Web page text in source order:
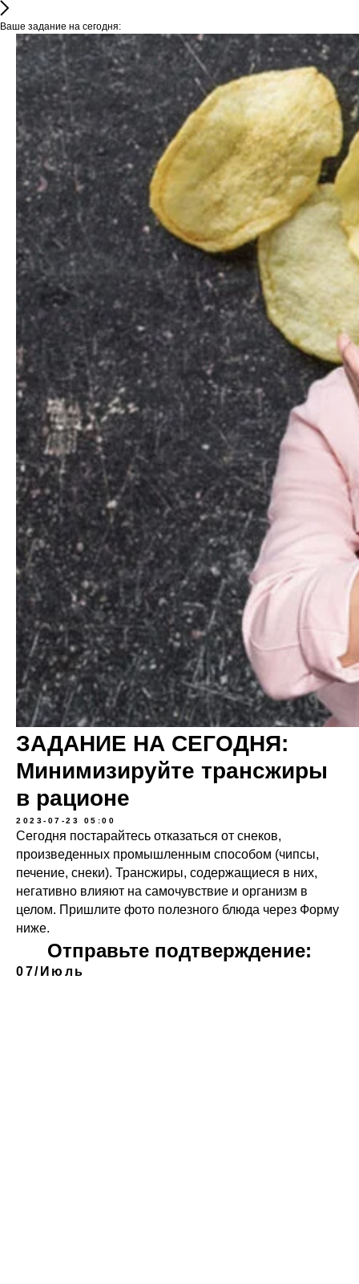
Ваше задание на сегодня:
ЗАДАНИЕ НА СЕГОДНЯ:
Минимизируйте трансжиры
в рационе
2023-07-23 05:00
Сегодня постарайтесь отказаться от снеков,
произведенных промышленным способом (чипсы,
печение, снеки). Трансжиры, содержащиеся в них,
негативно влияют на самочувствие и организм в
целом. Пришлите фото полезного блюда через Форму
ниже.
Отправьте подтверждение:
07/Июль